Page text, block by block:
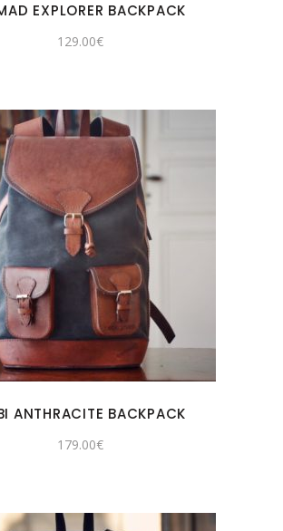
EXPLORER BACKPACK
129.00€
ANTHRACITE BACKPACK
179.00€